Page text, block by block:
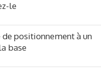
le
positionnement à un
base